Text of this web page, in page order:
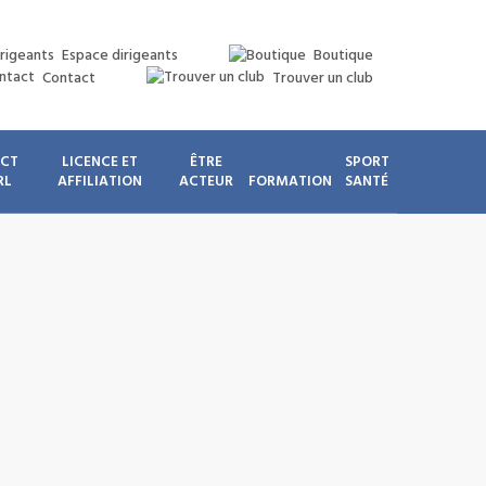
Espace dirigeants
Boutique
Contact
Trouver un club
LICENCE ET
AFFILIATION
ÊTRE
ACTEUR
FORMATION
SPORT
SANTÉ